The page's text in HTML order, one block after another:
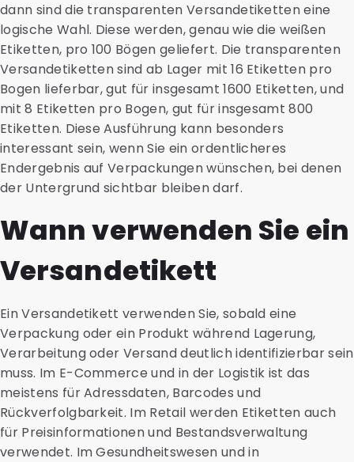
dann sind die transparenten Versandetiketten eine
logische Wahl. Diese werden, genau wie die weißen
Etiketten, pro 100 Bögen geliefert. Die transparenten
Versandetiketten sind ab Lager mit 16 Etiketten pro
Bogen lieferbar, gut für insgesamt 1600 Etiketten, und
mit 8 Etiketten pro Bogen, gut für insgesamt 800
Etiketten. Diese Ausführung kann besonders
interessant sein, wenn Sie ein ordentlicheres
Endergebnis auf Verpackungen wünschen, bei denen
der Untergrund sichtbar bleiben darf.
Wann verwenden Sie ein
Versandetikett
Ein Versandetikett verwenden Sie, sobald eine
Verpackung oder ein Produkt während Lagerung,
Verarbeitung oder Versand deutlich identifizierbar sein
muss. Im E-Commerce und in der Logistik ist das
meistens für Adressdaten, Barcodes und
Rückverfolgbarkeit. Im Retail werden Etiketten auch
für Preisinformationen und Bestandsverwaltung
verwendet. Im Gesundheitswesen und in